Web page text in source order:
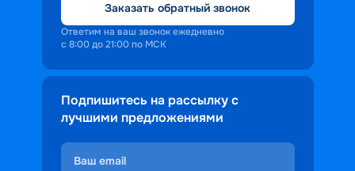
Заказать обратный звонок
Ответим на ваш звонок ежедневно
с 8:00 до 21:00 по МСК
Подпишитесь на рассылку с
лучшими предложениями